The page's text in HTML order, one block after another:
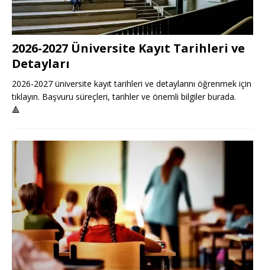
2026-2027 Üniversite Kayıt Tarihleri ve
Detayları
2026-2027 üniversite kayıt tarihleri ve detaylarını öğrenmek için
tıklayın. Başvuru süreçleri, tarihler ve önemli bilgiler burada.
🔺